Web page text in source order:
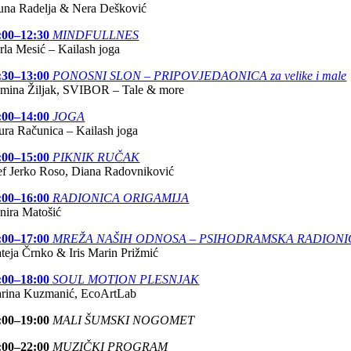
Radelja & Nera Dešković
MINDFULLNES
Mesić – Kailash joga
PONOSNI SLON – PRIPOVJEDAONICA za velike i male
Žiljak, SVIBOR – Tale & more
JOGA
Računica – Kailash joga
PIKNIK RUČAK
Jerko Roso, Diana Radovniković
RADIONICA ORIGAMIJA
Matošić
MREŽA NAŠIH ODNOSA – PSIHO­DRAMSKA
Črnko & Iris Marin Prižmić
SOUL MOTION PLESNJAK
Kuzmanić, EcoArtLab
MALI ŠUMSKI NOGOMET
MUZIČKI PROGRAM